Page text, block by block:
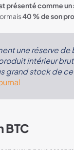
présenté comme
40 % de son
une réserve de
intérieur
grand stock de
BTC